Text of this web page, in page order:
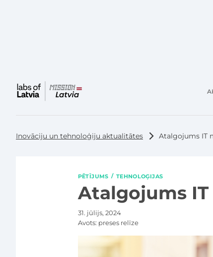
Inovāciju un tehnoloģiju aktualitātes Atalgojums IT
PĒTĪJUMS TEHNOLOĢIJAS
Atalgojums IT
31. jūlijs, 2024
Avots: preses relīze